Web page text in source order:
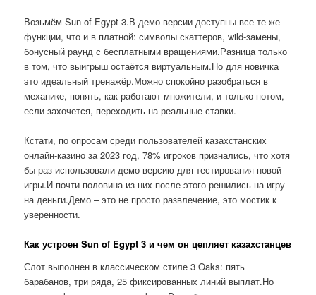
Возьмём Sun of Egypt 3.В демо-версии доступны все те же
функции, что и в платной: символы скаттеров, wild-замены,
бонусный раунд с бесплатными вращениями.Разница только
в том, что выигрыш остаётся виртуальным.Но для новичка
это идеальный тренажёр.Можно спокойно разобраться в
механике, понять, как работают множители, и только потом,
если захочется, переходить на реальные ставки.
Кстати, по опросам среди пользователей казахстанских
онлайн-казино за 2023 год, 78% игроков признались, что хотя
бы раз использовали демо-версию для тестирования новой
игры.И почти половина из них после этого решились на игру
на деньги.Демо – это не просто развлечение, это мостик к
уверенности.
Как устроен Sun of Egypt 3 и чем он цепляет казахстанцев
Слот выполнен в классическом стиле 3 Oaks: пять
барабанов, три ряда, 25 фиксированных линий выплат.Но